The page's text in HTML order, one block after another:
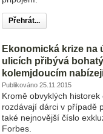
Přehrát...
Ekonomická krize na
ulicích přibývá
kolemjdoucím
Publikováno 25.11.2015
Kromě obvyklých
rozdávají dárci v případě
také nejnovější číslo
Forbes.